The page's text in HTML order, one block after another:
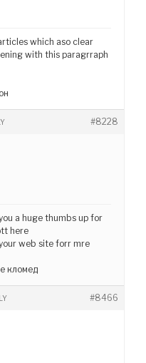
which aso clear
with this paragrraph
#8228
a huge thumbs up for
here
web site forr mre
кломед
#8466